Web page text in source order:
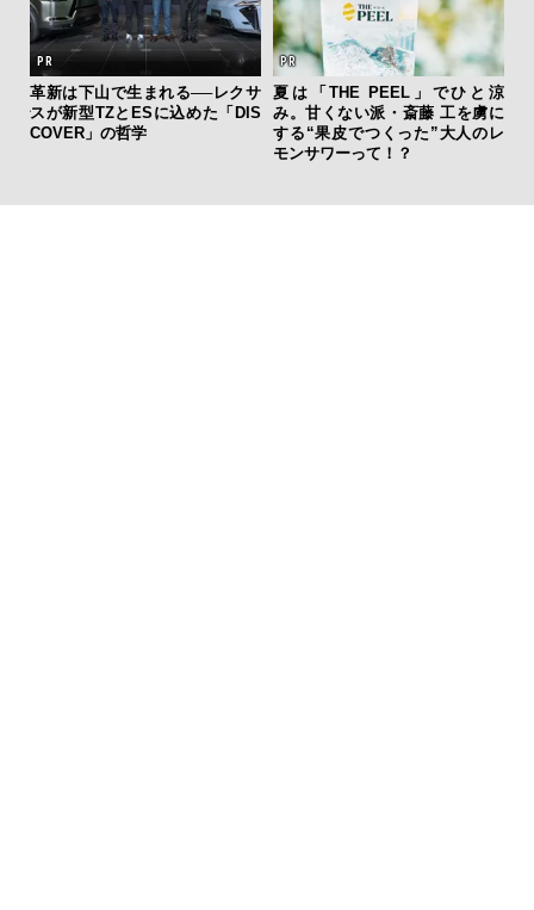
革新は下山で生まれる──レクサ
スが新型TZとESに込めた「DIS
COVER」の哲学
夏は「THE PEEL」でひと涼
み。甘くない派・斎藤 工を虜に
する“果皮でつくった”大人のレ
モンサワーって！？